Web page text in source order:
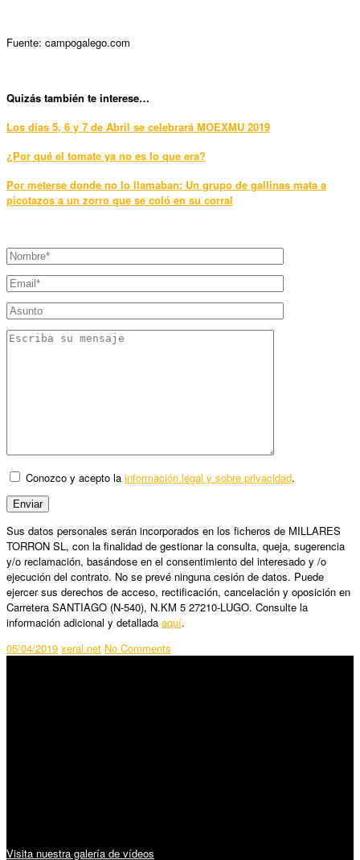
Fuente: campogalego.com
Quizás también te interese…
Los días 5, 6 y 7 de Abril se celebrará MOEXMU 2019
¿Por qué el tomate ya no es lo que era?
Por meterse donde no lo llamaban: Un grupo de gallinas mata a
picotazos a un zorro que se coló en su corral
Conozco y acepto la información legal y sobre privacidad.
Sus datos personales serán incorporados en los ficheros de MILLARES
TORRON SL, con la finalidad de gestionar la consulta, queja, sugerencia
y/o reclamación, basándose en el consentimiento del interesado y /o
ejecución del contrato. No se prevé ninguna cesión de datos. Puede
ejercer sus derechos de acceso, rectificación, cancelación y oposición en
Carretera SANTIAGO (N-540), N.KM 5 27210-LUGO. Consulte la
información adicional y detallada aquí.
05/04/2019 xeral.net No Comments
Visita nuestra galería de vídeos